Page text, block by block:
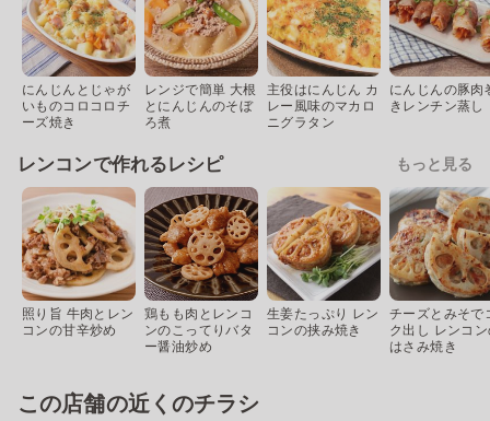
にんじんとじゃが
いものコロコロチ
ーズ焼き
レンジで簡単 大根
とにんじんのそぼ
ろ煮
主役はにんじん カ
レー風味のマカロ
ニグラタン
にんじんの豚肉
きレンチン蒸し
レンコンで作れるレシピ もっと見る
照り旨 牛肉とレン
コンの甘辛炒め
鶏もも肉とレンコ
ンのこってりバタ
ー醤油炒め
生姜たっぷり レン
コンの挟み焼き
チーズとみそで
ク出し レンコ
はさみ焼き
この店舗の近くのチラシ